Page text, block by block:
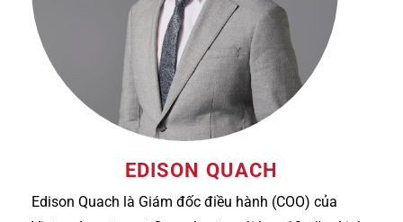
EDISON QUACH
Edison Quach là Giám đốc điều hành (COO) của